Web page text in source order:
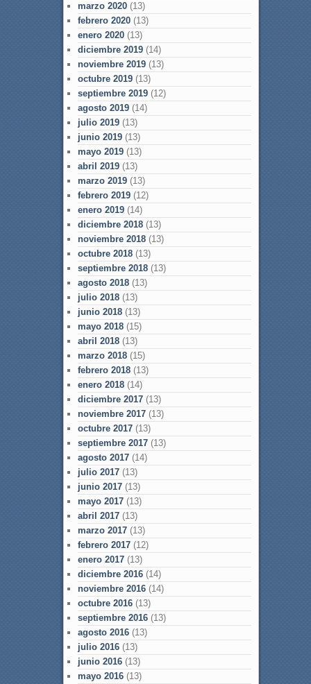
marzo 2020(13)
febrero 2020(13)
enero 2020(13)
diciembre 2019(14)
noviembre 2019(13)
octubre 2019(13)
septiembre 2019(12)
agosto 2019(14)
julio 2019(13)
junio 2019(13)
mayo 2019(13)
abril 2019(13)
marzo 2019(13)
febrero 2019(12)
enero 2019(14)
diciembre 2018(13)
noviembre 2018(13)
octubre 2018(13)
septiembre 2018(13)
agosto 2018(13)
julio 2018(13)
junio 2018(13)
mayo 2018(15)
abril 2018(13)
marzo 2018(15)
febrero 2018(13)
enero 2018(14)
diciembre 2017(13)
noviembre 2017(13)
octubre 2017(13)
septiembre 2017(13)
agosto 2017(14)
julio 2017(13)
junio 2017(13)
mayo 2017(13)
abril 2017(13)
marzo 2017(13)
febrero 2017(12)
enero 2017(13)
diciembre 2016(14)
noviembre 2016(14)
octubre 2016(13)
septiembre 2016(13)
agosto 2016(13)
julio 2016(13)
junio 2016(13)
mayo 2016(13)